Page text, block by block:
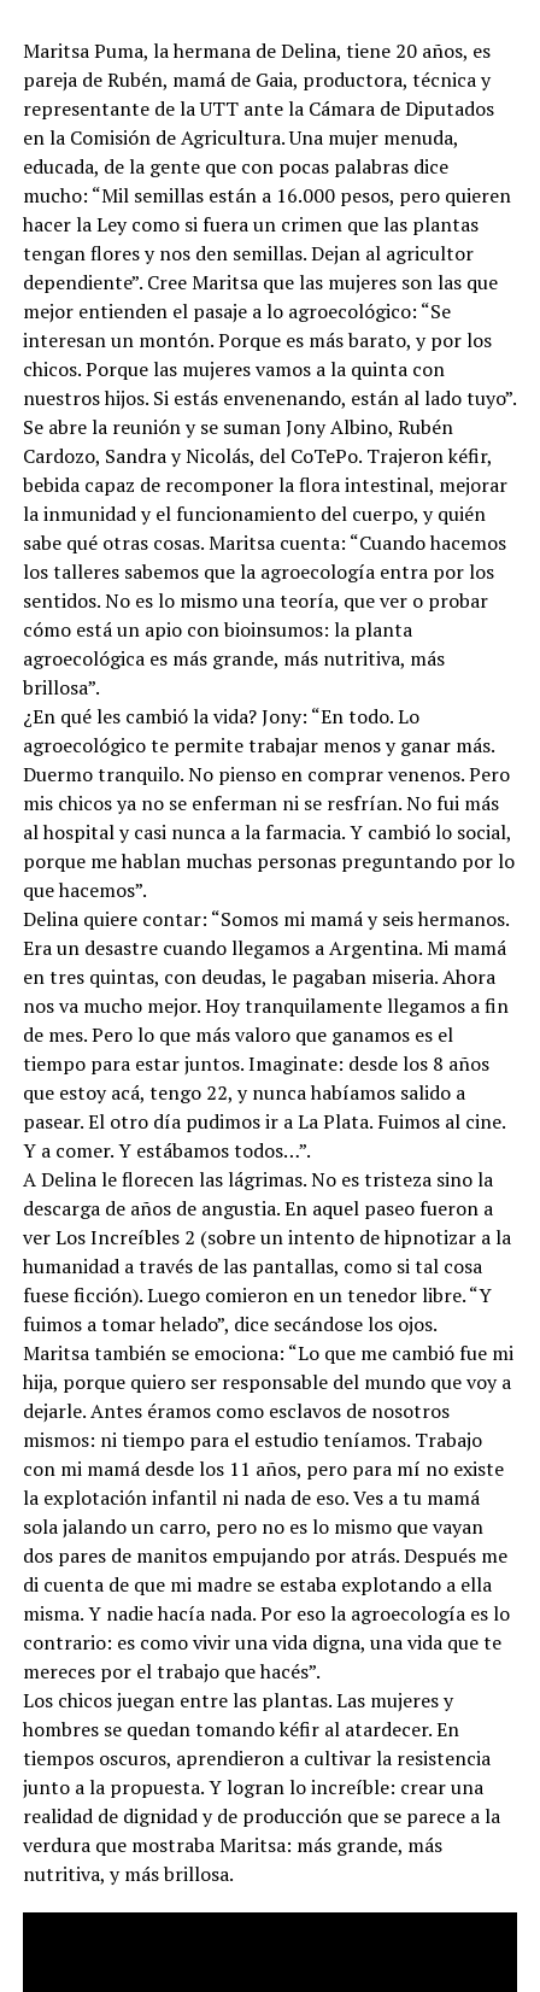
Maritsa Puma, la hermana de Delina, tiene 20 años, es
pareja de Rubén, mamá de Gaia, productora, técnica y
representante de la UTT ante la Cámara de Diputados
en la Comisión de Agricultura. Una mujer menuda,
educada, de la gente que con pocas palabras dice
mucho: “Mil semillas están a 16.000 pesos, pero quieren
hacer la Ley como si fuera un crimen que las plantas
tengan flores y nos den semillas. Dejan al agricultor
dependiente”. Cree Maritsa que las mujeres son las que
mejor entienden el pasaje a lo agroecológico: “Se
interesan un montón. Porque es más barato, y por los
chicos. Porque las mujeres vamos a la quinta con
nuestros hijos. Si estás envenenando, están al lado tuyo”.
Se abre la reunión y se suman Jony Albino, Rubén
Cardozo, Sandra y Nicolás, del CoTePo. Trajeron kéfir,
bebida capaz de recomponer la flora intestinal, mejorar
la inmunidad y el funcionamiento del cuerpo, y quién
sabe qué otras cosas. Maritsa cuenta: “Cuando hacemos
los talleres sabemos que la agroecología entra por los
sentidos. No es lo mismo una teoría, que ver o probar
cómo está un apio con bioinsumos: la planta
agroecológica es más grande, más nutritiva, más
brillosa”.
¿En qué les cambió la vida? Jony: “En todo. Lo
agroecológico te permite trabajar menos y ganar más.
Duermo tranquilo. No pienso en comprar venenos. Pero
mis chicos ya no se enferman ni se resfrían. No fui más
al hospital y casi nunca a la farmacia. Y cambió lo social,
porque me hablan muchas personas preguntando por lo
que hacemos”.
Delina quiere contar: “Somos mi mamá y seis hermanos.
Era un desastre cuando llegamos a Argentina. Mi mamá
en tres quintas, con deudas, le pagaban miseria. Ahora
nos va mucho mejor. Hoy tranquilamente llegamos a fin
de mes. Pero lo que más valoro que ganamos es el
tiempo para estar juntos. Imaginate: desde los 8 años
que estoy acá, tengo 22, y nunca habíamos salido a
pasear. El otro día pudimos ir a La Plata. Fuimos al cine.
Y a comer. Y estábamos todos…”.
A Delina le florecen las lágrimas. No es tristeza sino la
descarga de años de angustia. En aquel paseo fueron a
ver Los Increíbles 2 (sobre un intento de hipnotizar a la
humanidad a través de las pantallas, como si tal cosa
fuese ficción). Luego comieron en un tenedor libre. “Y
fuimos a tomar helado”, dice secándose los ojos.
Maritsa también se emociona: “Lo que me cambió fue mi
hija, porque quiero ser responsable del mundo que voy a
dejarle. Antes éramos como esclavos de nosotros
mismos: ni tiempo para el estudio teníamos. Trabajo
con mi mamá desde los 11 años, pero para mí no existe
la explotación infantil ni nada de eso. Ves a tu mamá
sola jalando un carro, pero no es lo mismo que vayan
dos pares de manitos empujando por atrás. Después me
di cuenta de que mi madre se estaba explotando a ella
misma. Y nadie hacía nada. Por eso la agroecología es lo
contrario: es como vivir una vida digna, una vida que te
mereces por el trabajo que hacés”.
Los chicos juegan entre las plantas. Las mujeres y
hombres se quedan tomando kéfir al atardecer. En
tiempos oscuros, aprendieron a cultivar la resistencia
junto a la propuesta. Y logran lo increíble: crear una
realidad de dignidad y de producción que se parece a la
verdura que mostraba Maritsa: más grande, más
nutritiva, y más brillosa.